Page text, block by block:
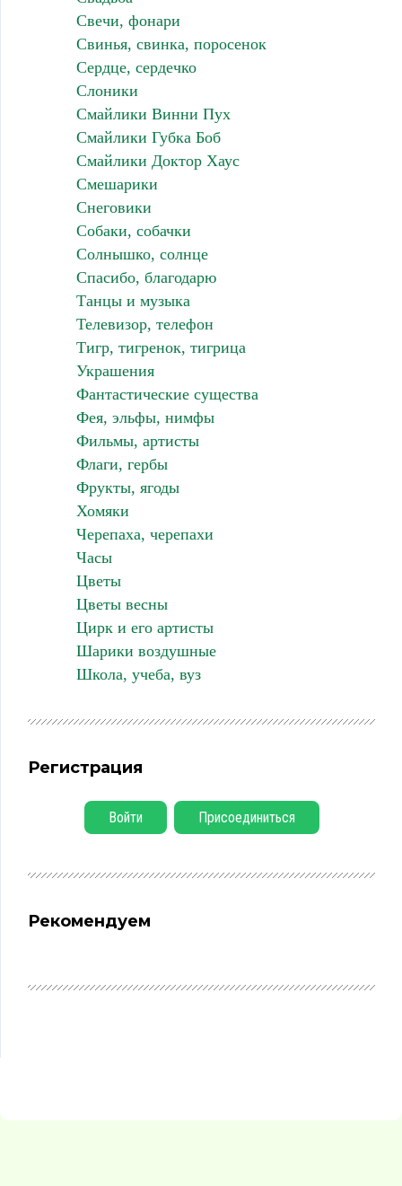
Свечи, фонари
Свинья, свинка, поросенок
Сердце, сердечко
Слоники
Смайлики Винни Пух
Смайлики Губка Боб
Смайлики Доктор Хаус
Смешарики
Снеговики
Собаки, собачки
Солнышко, солнце
Спасибо, благодарю
Танцы и музыка
Телевизор, телефон
Тигр, тигренок, тигрица
Украшения
Фантастические существа
Фея, эльфы, нимфы
Фильмы, артисты
Флаги, гербы
Фрукты, ягоды
Хомяки
Черепаха, черепахи
Часы
Цветы
Цветы весны
Цирк и его артисты
Шарики воздушные
Школа, учеба, вуз
Регистрация
Войти Присоединиться
Рекомендуем